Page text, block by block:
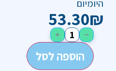
היומיום
53.30₪
−
+
הוספה לסל